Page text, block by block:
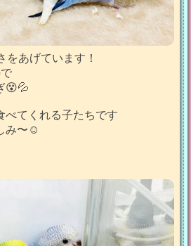
をあげています！
😵💦
べてくれる子たちです
み〜☺️